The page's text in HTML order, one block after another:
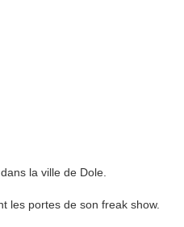
la ville de Dole.
les portes de son freak show.